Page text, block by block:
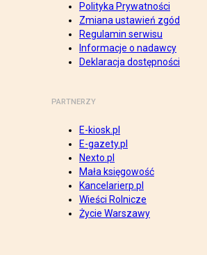
Polityka Prywatności
Zmiana ustawień zgód
Regulamin serwisu
Informacje o nadawcy
Deklaracja dostępności
PARTNERZY
E-kiosk.pl
E-gazety.pl
Nexto.pl
Mała księgowość
Kancelarierp.pl
Wieści Rolnicze
Życie Warszawy